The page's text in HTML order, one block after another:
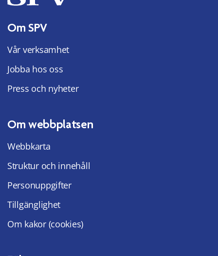
Om SPV
Vår verksamhet
Jobba hos oss
Press och nyheter
Om webbplatsen
Webbkarta
Struktur och innehåll
Personuppgifter
Tillgänglighet
Om kakor (cookies)